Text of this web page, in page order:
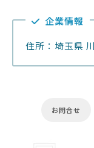
企業情報
住所：埼玉県
お問合せ